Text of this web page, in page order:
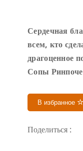
Сердечная
всем, кто
драгоценное
Сопы Ринпоче
В избранное
Поделиться :